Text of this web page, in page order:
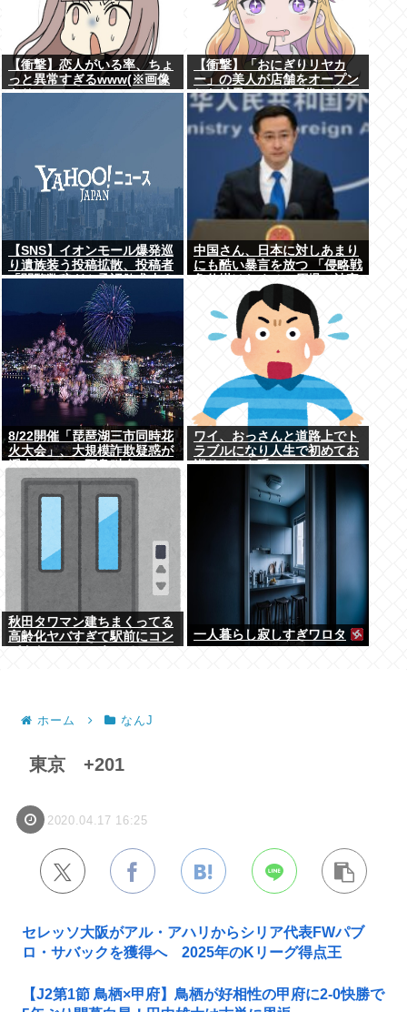
【衝撃】恋人がいる率、ちょ
っと異常すぎるwww(※画像
あり)
【衝撃】「おにぎりリヤカ
ー」の美人が店舗をオープン
した結果www(※画像あり)
【SNS】イオンモール爆発巡
り遺族装う投稿拡散、投稿者
「閲覧数稼ぎや承認欲求止ま
らなくなった」
中国さん、日本に対しあまり
にも酷い暴言を放つ 「侵略戦
争仕掛けたくせに原爆で被害
者ビジネスするな」
8/22開催「琵琶湖三市同時花
火大会」、大規模詐欺疑惑が
浮上してSNS阿鼻叫喚
ワイ、おっさんと道路上でト
ラブルになり人生で初めてお
巡りさんを呼ぶ
秋田タワマン建ちまくってる
高齢化ヤバすぎて駅前にコン
一人暮らし寂しすぎワロタ
ホーム なんJ
東京 +201
2020.04.17 16:25
セレッソ大阪がアル・アハリからシリア代表FWパブ
ロ・サバックを獲得へ 2025年のKリーグ得点王
【J2第1節 鳥栖×甲府】鳥栖が好相性の甲府に2-0快勝で